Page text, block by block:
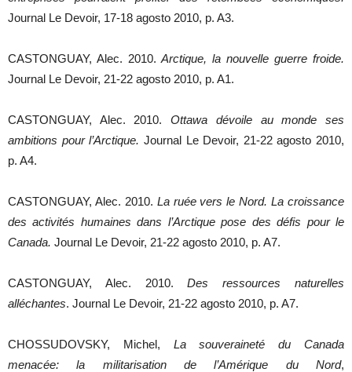
Journal Le Devoir, 17-18 agosto 2010, p. A3.
CASTONGUAY, Alec. 2010. Arctique, la nouvelle guerre froide.
Journal Le Devoir, 21-22 agosto 2010, p. A1.
CASTONGUAY, Alec. 2010.Ottawa dévoile au monde ses
ambitions pour l’Arctique. Journal Le Devoir, 21-22 agosto 2010,
p. A4.
CASTONGUAY, Alec. 2010. La ruée vers le Nord. La croissance
des activités humaines dans l’Arctique pose des défis pour le
Canada. Journal Le Devoir, 21-22 agosto 2010, p. A7.
CASTONGUAY, Alec. 2010. Des ressources naturelles
alléchantes. Journal Le Devoir, 21-22 agosto 2010, p. A7.
CHOSSUDOVSKY, Michel, La souveraineté du Canada
menacée: la militarisation de l’Amérique du Nord,